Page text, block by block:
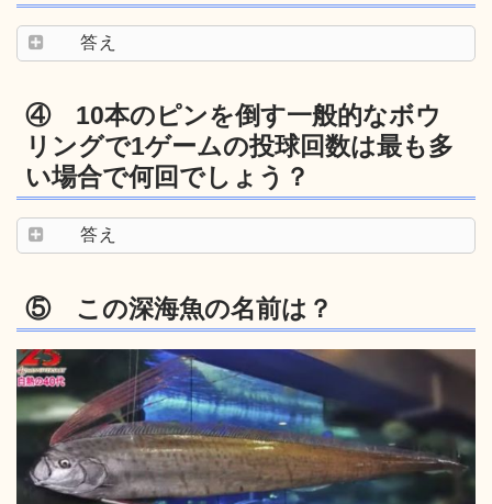
答え
④ 10本のピンを倒す一般的なボウ
リングで1ゲームの投球回数は最も多
い場合で何回でしょう？
答え
⑤ この深海魚の名前は？